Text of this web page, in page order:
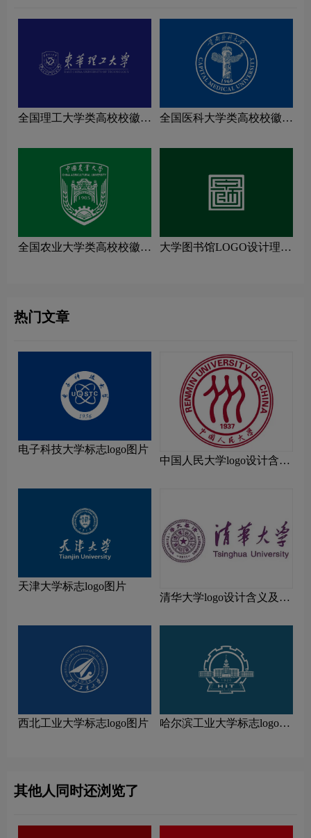
全国理工大学类高校校徽设
全国医科大学类高校校徽设
全国农业大学类高校校徽设
大学图书馆LOGO设计理念
热门文章
电子科技大学标志logo图片
中国人民大学logo设计含义
天津大学标志logo图片
清华大学logo设计含义及设
西北工业大学标志logo图片
哈尔滨工业大学标志logo图
其他人同时还浏览了